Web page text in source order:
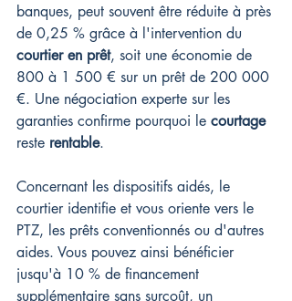
banques, peut souvent être réduite à près
de 0,25 % grâce à l'intervention du
courtier en prêt, soit une économie de
800 à 1 500 € sur un prêt de 200 000
€. Une négociation experte sur les
garanties confirme pourquoi le courtage
reste rentable.
Concernant les dispositifs aidés, le
courtier identifie et vous oriente vers le
PTZ, les prêts conventionnés ou d'autres
aides. Vous pouvez ainsi bénéficier
jusqu'à 10 % de financement
supplémentaire sans surcoût, un